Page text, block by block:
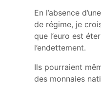
En l’absence
de régime, je
que l’euro est
l’endettement.
Ils pourraient
des monnaies